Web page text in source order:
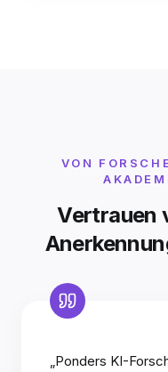
VON
Vertrauen
„Ponders KI-